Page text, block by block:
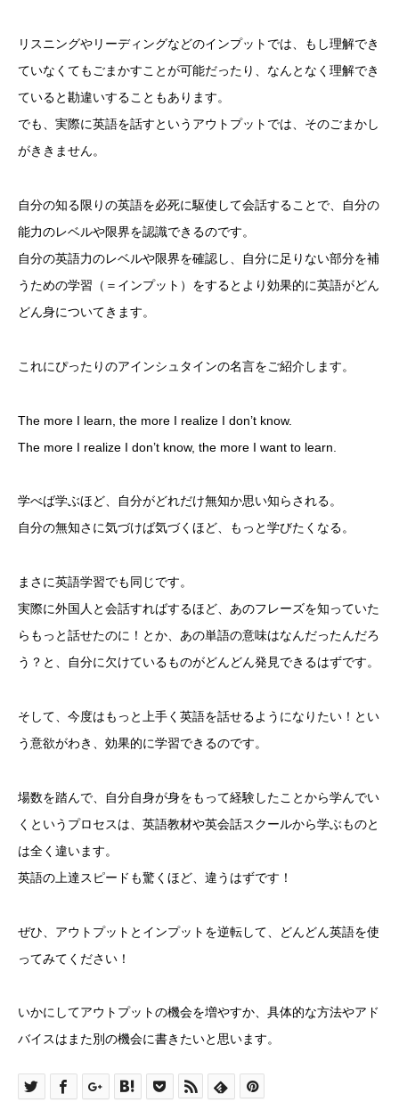
リスニングやリーディングなどのインプットでは、もし理解でき
ていなくてもごまかすことが可能だったり、なんとなく理解でき
ていると勘違いすることもあります。
でも、実際に英語を話すというアウトプットでは、そのごまかし
がききません。
自分の知る限りの英語を必死に駆使して会話することで、自分の
能力のレベルや限界を認識できるのです。
自分の英語力のレベルや限界を確認し、自分に足りない部分を補
うための学習（＝インプット）をするとより効果的に英語がどん
どん身についてきます。
これにぴったりのアインシュタインの名言をご紹介します。
The more I learn, the more I realize I don’t know.
The more I realize I don’t know, the more I want to learn.
学べば学ぶほど、自分がどれだけ無知か思い知らされる。
自分の無知さに気づけば気づくほど、もっと学びたくなる。
まさに英語学習でも同じです。
実際に外国人と会話すればするほど、あのフレーズを知っていた
らもっと話せたのに！とか、あの単語の意味はなんだったんだろ
う？と、自分に欠けているものがどんどん発見できるはずです。
そして、今度はもっと上手く英語を話せるようになりたい！とい
う意欲がわき、効果的に学習できるのです。
場数を踏んで、自分自身が身をもって経験したことから学んでい
くというプロセスは、英語教材や英会話スクールから学ぶものと
は全く違います。
英語の上達スピードも驚くほど、違うはずです！
ぜひ、アウトプットとインプットを逆転して、どんどん英語を使
ってみてください！
いかにしてアウトプットの機会を増やすか、具体的な方法やアド
バイスはまた別の機会に書きたいと思います。